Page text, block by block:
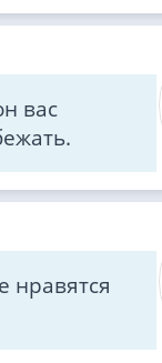
вас